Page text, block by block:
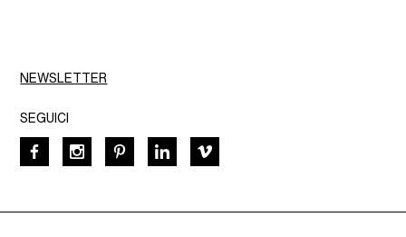
NEWSLETTER
SEGUICI